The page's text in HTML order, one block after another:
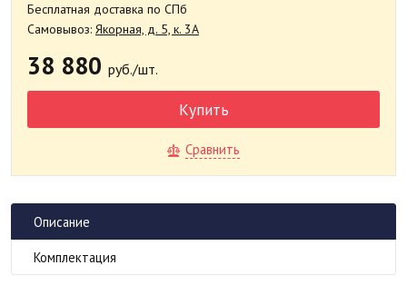
Бесплатная доставка по СПб
Самовывоз: Якорная, д. 5, к. 3А
38 880 руб./шт.
Купить
Сравнить
Описание
Комплектация